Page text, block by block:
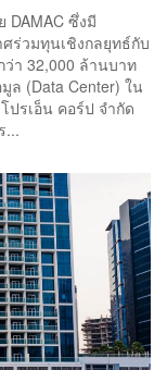
DAMAC ซึ่งมี
ร่วมทุนเชิงกลยุทธ์กับ
ว่า 32,000 ล้านบาท
(Data Center) ใน
ปรเอ็น คอร์ป จำกัด
...